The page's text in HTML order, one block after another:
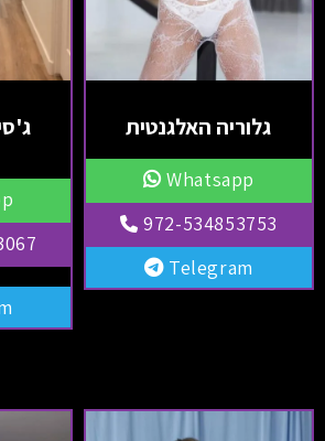
גלוריה האלגנטית
Whatsapp
972-534853753
Telegram